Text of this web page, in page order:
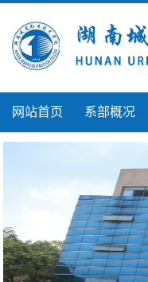
网站首页 系部概况